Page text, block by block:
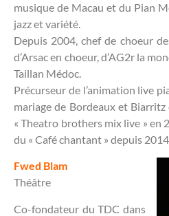
musique de Macau et du Pian
jazz et variété.
Depuis 2004, chef de choeur
d’Arsac en choeur, d’AG2r la
Taillan Médoc.
Précurseur de l’animation live
mariage de Bordeaux et
« Theatro brothers mix live » en
du « Café chantant » depuis
Fwed Blam
Théâtre
Co-fondateur du TDC dans